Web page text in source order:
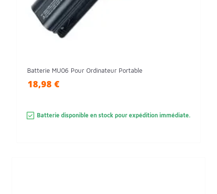
Batterie MU06 Pour Ordinateur Portable
18,98 €
Batterie disponible en stock pour expédition immédiate.